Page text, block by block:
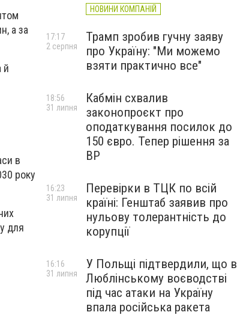
а за
й
в
року
для
НОВИНИ КОМПАНІЙ
Трамп зробив гучну заяву
про Україну: "Ми можемо
взяти практично все"
17:17
2 серпня
Кабмін схвалив
законопроєкт про
оподаткування посилок до
150 євро. Тепер рішення за
ВР
18:56
31 липня
Перевірки в ТЦК по всій
країні: Генштаб заявив про
нульову толерантність до
корупції
16:23
31 липня
У Польщі підтвердили, що в
Люблінському воєводстві
під час атаки на Україну
впала російська ракета
16:16
31 липня